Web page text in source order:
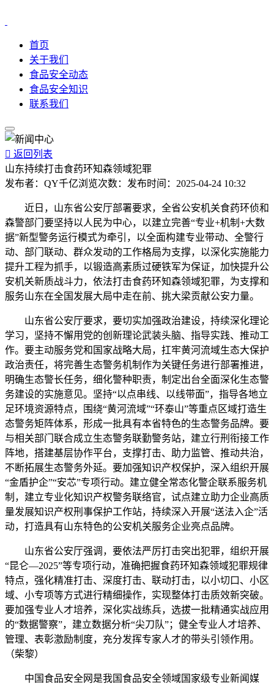
首页
关于我们
食品安全动态
食品安全知识
联系我们
 返回列表
山东持续打击食药环知森领域犯罪
发布者： QY千亿浏览次数： 发布时间： 2025-04-24 10:32
近日，山东省公安厅部署要求，全省公安机关食药环侦和
森警部门要坚持以人民为中心，以建立完善“专业+机制+大数
据”新型警务运行模式为牵引，以全面构建专业带动、全警行
动、部门联动、群众发动的工作格局为支撑，以深化实施能力
提升工程为抓手，以锻造高素质过硬铁军为保证，加快提升公
安机关新质战斗力，依法打击食药环知森领域犯罪，为支撑和
服务山东在全国发展大局中走在前、挑大梁贡献公安力量。
山东省公安厅要求，要切实加强政治建设，持续深化理论
学习，坚持不懈用党的创新理论武装头脑、指导实践、推动工
作。要主动服务党和国家战略大局，扛牢黄河流域生态大保护
政治责任，将完善生态警务机制作为关键任务进行部署推进，
明确生态警长任务，细化警种职责，制定出台全面深化生态警
务建设的实施意见。坚持“以点串线、以线带面”，指导各地立
足环境资源特点，围绕“黄河流域”“环泰山”等重点区域打造生
态警务矩阵体系，形成一批具有本省特色的生态警务品牌。要
与相关部门联合成立生态警务联勤警务站，建立行刑衔接工作
阵地，搭建基层协作平台，支撑打击、助力监管、推动共治，
不断拓展生态警务外延。要加强知识产权保护，深入组织开展
“金盾护企”“安芯”专项行动。建立健全常态化警企联系服务机
制，建立专业化知识产权警务联络官，试点建立助力企业高质
量发展知识产权刑事保护工作站，持续深入开展“送法入企”活
动，打造具有山东特色的公安机关服务企业亮点品牌。
山东省公安厅强调，要依法严厉打击突出犯罪，组织开展
“昆仑—2025”等专项行动，准确把握食药环知森领域犯罪规律
特点，强化精准打击、深度打击、联动打击，以小切口、小区
域、小专项等方式进行精细操作，实现整体打击质效新突破。
要加强专业人才培养，深化实战练兵，选拔一批精通实战应用
的“数据警察”，建立数据分析“尖刀队”；健全专业人才培养、
管理、表彰激励制度，充分发挥专家人才的带头引领作用。
（柴黎）
中国食品安全网是我国食品安全领域国家级专业新闻媒